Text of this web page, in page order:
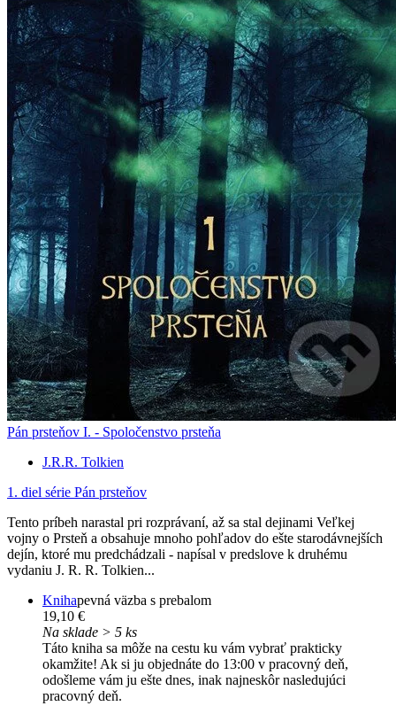
Pán prsteňov I. - Spoločenstvo prsteňa
J.R.R. Tolkien
1. diel série Pán prsteňov
Tento príbeh narastal pri rozprávaní, až sa stal dejinami Veľkej
vojny o Prsteň a obsahuje mnoho pohľadov do ešte starodávnejších
dejín, ktoré mu predchádzali - napísal v predslove k druhému
vydaniu J. R. R. Tolkien...
Knihapevná väzba s prebalom
19,10 €
Na sklade > 5 ks
Táto kniha sa môže na cestu ku vám vybrať prakticky
okamžite! Ak si ju objednáte do 13:00 v pracovný deň,
odošleme vám ju ešte dnes, inak najneskôr nasledujúci
pracovný deň.